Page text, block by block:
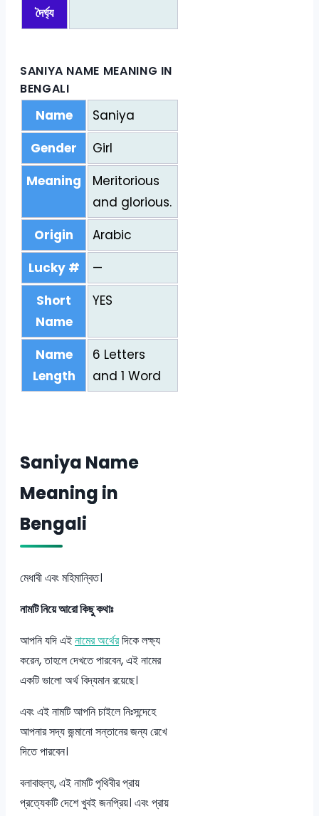
দৈর্ঘ্য
SANIYA NAME MEANING IN
BENGALI
Name
Saniya
Gender
Girl
Meaning
Meritorious
and glorious.
Origin
Arabic
Lucky #
—
Short
Name
YES
Name
Length
6 Letters
and 1 Word
Saniya Name
Meaning in
Bengali
মেধাবী এবং মহিমান্বিত।
নামটি নিয়ে আরো কিছু কথাঃ
আপনি যদি এইনামের অর্থেরদিকে লক্ষ্য
করেন, তাহলে দেখতে পারবেন, এই নামের
একটি ভালো অর্থ বিদ্যমান রয়েছে।
এবং এই নামটি আপনি চাইলে নিঃসন্দেহে
আপনার সদ্য জন্মানো সন্তানের জন্য রেখে
দিতে পারবেন।
বলাবাহুল্য, এই নামটি পৃথিবীর প্রায়
প্রত্যেকটি দেশে খুবই জনপ্রিয়। এবং প্রায়